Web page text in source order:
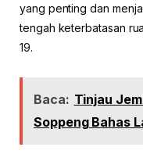
yang penting dan
tengah keterbatasan
19.
Baca: Tinjau
Soppeng Bahas